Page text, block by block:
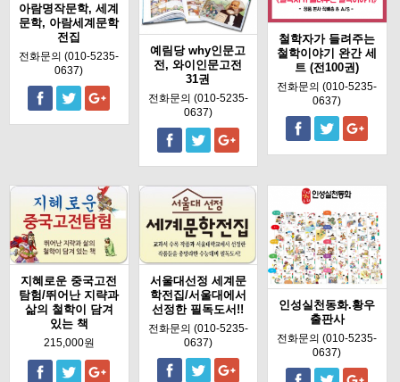
아람명작문학, 세계
문학, 아람세계문학
전집
전화문의 (010-5235-
0637)
예림당 why인문고
전, 와이인문고전
31권
전화문의 (010-5235-
0637)
철학자가 들려주는
철학이야기 완간 세
트 (전100권)
전화문의 (010-5235-
0637)
지혜로운 중국고전
탐험/뛰어난 지략과
삶의 철학이 담겨
있는 책
215,000원
서울대선정 세계문
학전집/서울대에서
선정한 필독도서!!
전화문의 (010-5235-
0637)
인성실천동화.황우
출판사
전화문의 (010-5235-
0637)